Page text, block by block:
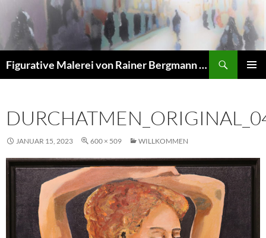
Inhalt
springen
Figurative Malerei von Rainer Bergmann M.A.
JANUAR 15, 2023 600 × 509 WILLKOMMEN